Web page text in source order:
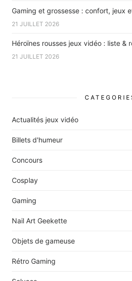
Gaming et grossesse : confort, jeux
21 JUILLET 2026
Héroïnes rousses jeux vidéo : liste &
21 JUILLET 2026
Actualités jeux vidéo
Billets d'humeur
Concours
Cosplay
Gaming
Nail Art Geekette
Objets de gameuse
Rétro Gaming